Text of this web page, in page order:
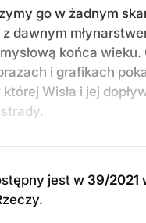
go w żadnym
dawnym
końca
i grafikach
Wisła i jej
jest w 39/2021
.